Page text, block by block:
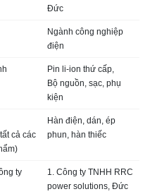
Đức
Ngành công nghiệp
điện
Pin li-ion thứ cấp,
Bộ nguồn, sạc, phụ
kiện
cả các
Hàn điện, dán, ép
phun, hàn thiếc
ty
1. Công ty TNHH RRC
power solutions, Đức